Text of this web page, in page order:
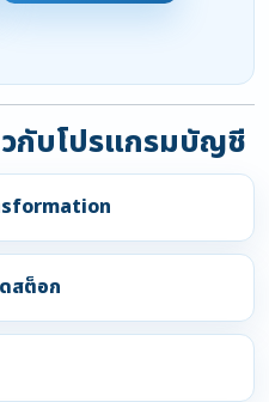
กับโปรแกรมบัญชี
สต็อก